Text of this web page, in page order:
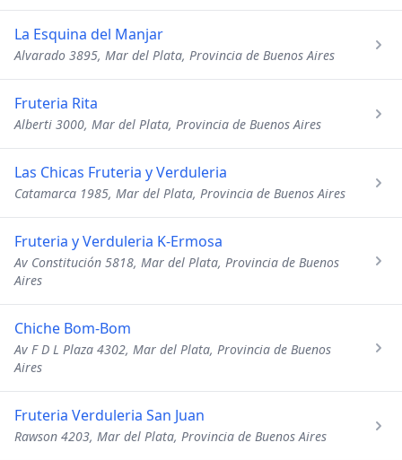
La Esquina del Manjar
Alvarado 3895, Mar del Plata, Provincia de Buenos Aires
Fruteria Rita
Alberti 3000, Mar del Plata, Provincia de Buenos Aires
Las Chicas Fruteria y Verduleria
Catamarca 1985, Mar del Plata, Provincia de Buenos Aires
Fruteria y Verduleria K-Ermosa
Av Constitución 5818, Mar del Plata, Provincia de Buenos
Aires
Chiche Bom-Bom
Av F D L Plaza 4302, Mar del Plata, Provincia de Buenos
Aires
Fruteria Verduleria San Juan
Rawson 4203, Mar del Plata, Provincia de Buenos Aires